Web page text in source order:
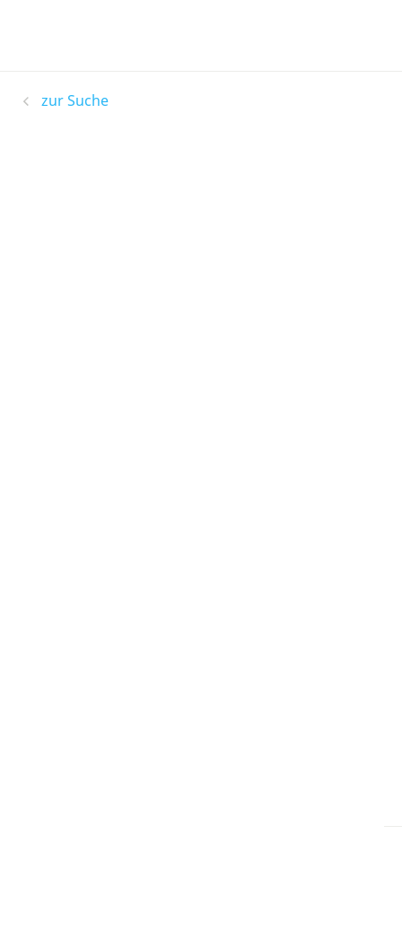
zur Suche